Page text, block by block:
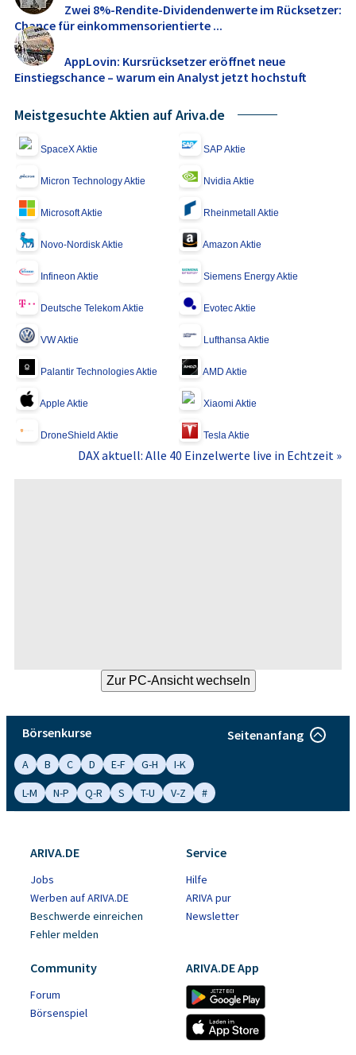
Zwei 8%-Rendite-Dividendenwerte im Rücksetzer:
Chance für einkommensorientierte ...
AppLovin: Kursrücksetzer eröffnet neue
Einstiegschance – warum ein Analyst jetzt hochstuft
Meistgesuchte Aktien auf Ariva.de
SpaceX Aktie SAP Aktie
Micron Technology Aktie Nvidia Aktie
Microsoft Aktie Rheinmetall Aktie
Novo-Nordisk Aktie Amazon Aktie
Infineon Aktie Siemens Energy Aktie
Deutsche Telekom Aktie Evotec Aktie
VW Aktie Lufthansa Aktie
Palantir Technologies Aktie AMD Aktie
Apple Aktie Xiaomi Aktie
DroneShield Aktie Tesla Aktie
DAX aktuell: Alle 40 Einzelwerte live in Echtzeit »
Börsenkurse Seitenanfang
A B C D E-F G-H
I-K
L-M
N-P Q-R S T-U V-Z #
ARIVA.DE
Jobs
Werben auf ARIVA.DE
Beschwerde einreichen
Fehler melden
Service
Hilfe
ARIVA pur
Newsletter
Community
Forum
Börsenspiel
ARIVA.DE App